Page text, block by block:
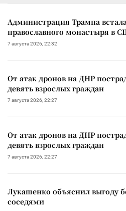
Администрация Трампа
православного монастыря в
7 августа 2026, 22:32
От атак дронов на ДНР
девять взрослых граждан
7 августа 2026, 22:27
От атак дронов на ДНР
девять взрослых граждан
7 августа 2026, 22:27
Лукашенко объяснил выгоду
соседями